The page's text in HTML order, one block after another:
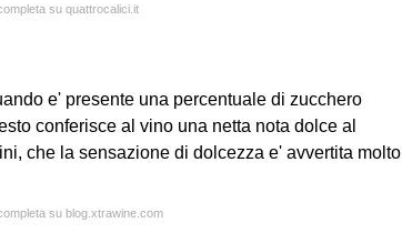
su quattrocalici.it
e' presente una percentuale di zucchero
conferisce al vino una netta nota dolce al
che la sensazione di dolcezza e' avvertita molto
su blog.xtrawine.com